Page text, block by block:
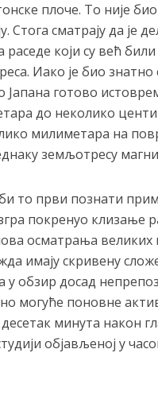
плоче. То није
Стога сматрају да је
раседе који су већ
Иако је био знатно
Јапана готово
до неколико
милиметара на
земљотресу
то први познати
покренуо клизање
осматрања великих
имају скривену
обзир досад
могуће поновне
минута након
објављеној у